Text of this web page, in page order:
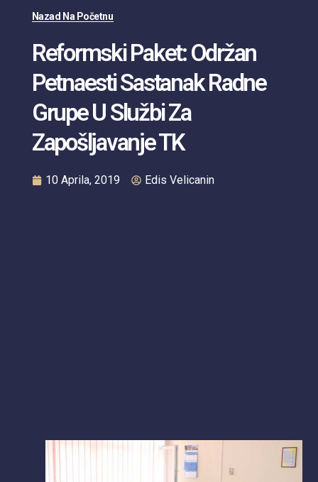
Nazad Na Početnu
Reformski Paket: Održan
Petnaesti Sastanak Radne
Grupe U Službi Za
Zapošljavanje TK
10 Aprila, 2019 Edis Velicanin